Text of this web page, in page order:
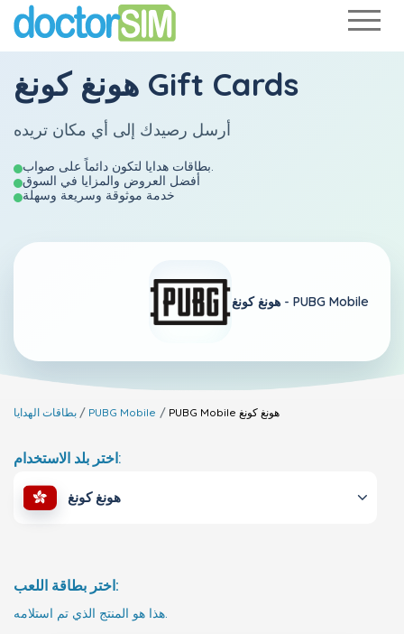
هونغ كونغ Gift Cards
أرسل رصيدك إلى أي مكان تريده
أفضل العروض والمزايا في السوق
خدمة موثوقة وسريعة وسهلة
هونغ كونغ - PUBG Mobile
بطاقات الهدايا PUBG Mobile PUBG Mobile هونغ كونغ
اختر بلد الاستخدام:
هونغ كونغ
اختر بطاقة اللعب:
هذا هو المنتج الذي تم استلامه.